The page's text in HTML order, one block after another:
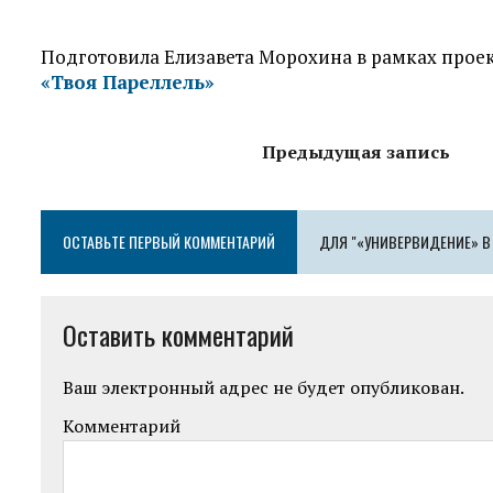
Подготовила Елизавета Морохина в рамках
«Твоя Пареллель»
Предыдущая запись
ОСТАВЬТЕ ПЕРВЫЙ КОММЕНТАРИЙ ДЛЯ "«УНИВЕРВИДЕНИЕ»
Оставить комментарий
Ваш электронный адрес не будет опубликован.
Комментарий